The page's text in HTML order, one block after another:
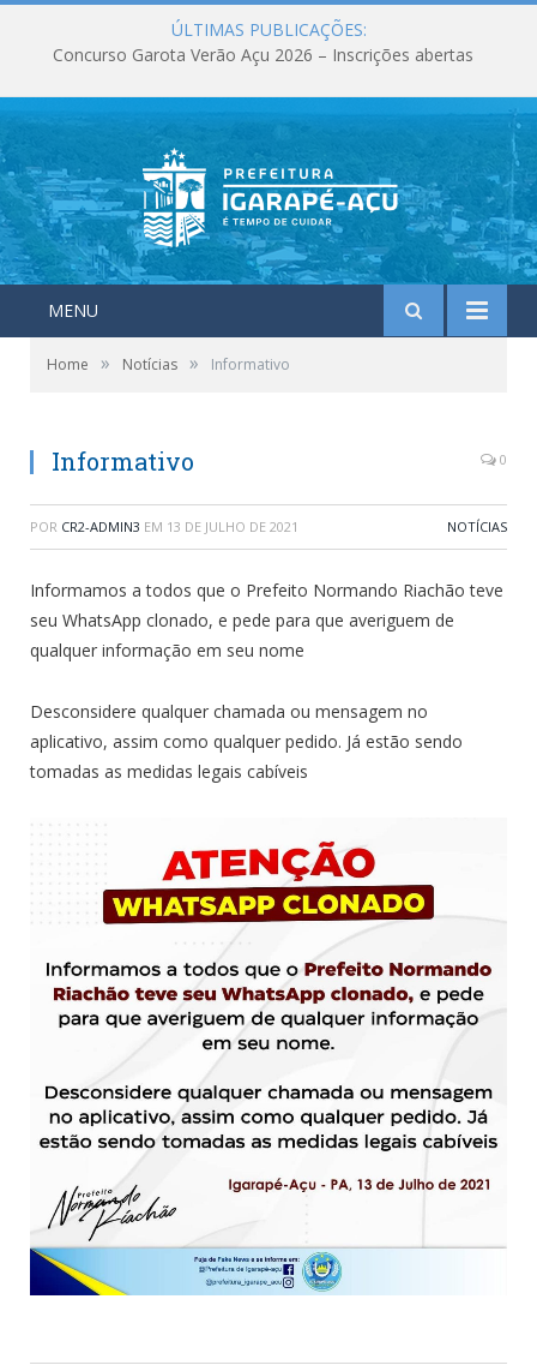
ÚLTIMAS PUBLICAÇÕES:
Concurso Garota Verão Açu 2026 – Inscrições abertas
MENU
Home » Notícias » Informativo
Informativo 0
POR CR2-ADMIN3 EM 13 DE JULHO DE 2021 NOTÍCIAS
Informamos a todos que o Prefeito Normando Riachão teve
seu WhatsApp clonado, e pede para que averiguem de
qualquer informação em seu nome
Desconsidere qualquer chamada ou mensagem no
aplicativo, assim como qualquer pedido. Já estão sendo
tomadas as medidas legais cabíveis